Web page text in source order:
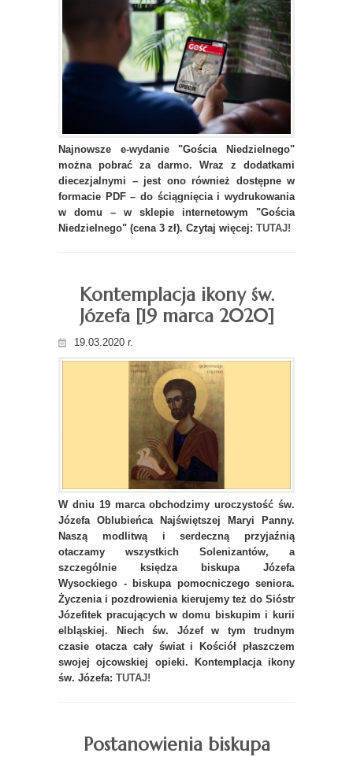
Najnowsze e-wydanie "Gościa Niedzielnego"
można pobrać za darmo. Wraz z dodatkami
diecezjalnymi – jest ono również dostępne w
formacie PDF – do ściągnięcia i wydrukowania
w domu – w sklepie internetowym "Gościa
Niedzielnego" (cena 3 zł). Czytaj więcej: TUTAJ!
Kontemplacja ikony św.
Józefa [19 marca 2020]
19.03.2020 r.
W dniu 19 marca obchodzimy uroczystość św.
Józefa Oblubieńca Najświętszej Maryi Panny.
Naszą modlitwą i serdeczną przyjaźnią
otaczamy wszystkich Solenizantów, a
szczególnie księdza biskupa Józefa
Wysockiego - biskupa pomocniczego seniora.
Życzenia i pozdrowienia kierujemy też do Sióstr
Józefitek pracujących w domu biskupim i kurii
elbląskiej. Niech św. Józef w tym trudnym
czasie otacza cały świat i Kościół płaszczem
swojej ojcowskiej opieki. Kontemplacja ikony
św. Józefa: TUTAJ!
Postanowienia biskupa